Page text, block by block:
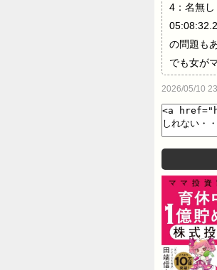
4：名無
の問題も
でも女が
けど 40
2026/05/10